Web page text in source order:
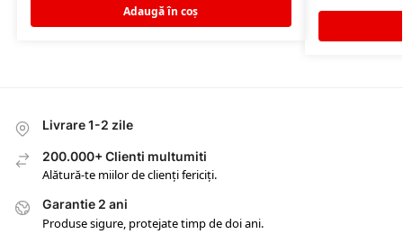
Adaugă în coș
Livrare 1-2 zile
200.000+ Clienti multumiti
Alătură-te miilor de clienți fericiți.
Garantie 2 ani
Produse sigure, protejate timp de doi ani.